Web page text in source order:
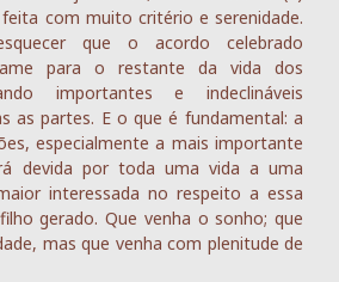
com muito critério e serenidade.
que o acordo celebrado
para o restante da vida dos
importantes e indeclináveis
as partes. E o que é fundamental: a
especialmente a mais importante
devida por toda uma vida a uma
interessada no respeito a essa
gerado. Que venha o sonho; que
mas que venha com plenitude de